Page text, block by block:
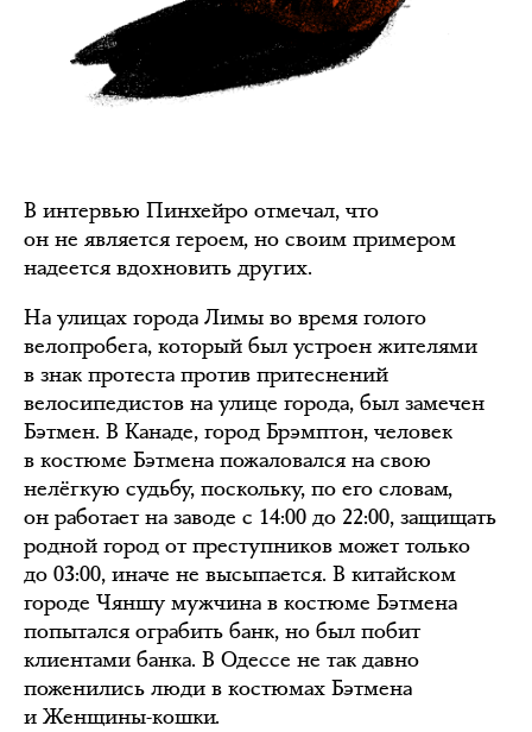
В интервью Пинхейро отмечал, что
он не является героем, но своим примером
надеется вдохновить других.
На улицах города Лимы во время голого
велопробега, который был устроен жителями
в знак протеста против притеснений
велосипедистов на улице города, был замечен
Бэтмен. В Канаде, город Брэмптон, человек
в костюме Бэтмена пожаловался на свою
нелёгкую судьбу, поскольку, по его словам,
он работает на заводе с 14:00 до 22:00, защищать
родной город от преступников может только
до 03:00, иначе не высыпается. В китайском
городе Чяншу мужчина в костюме Бэтмена
попытался ограбить банк, но был побит
клиентами банка. В Одессе не так давно
поженились люди в костюмах Бэтмена
и Женщины-кошки.